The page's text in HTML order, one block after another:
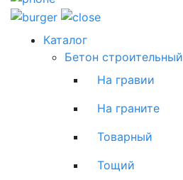
Каталог
Бетон строительный
На гравии
На граните
Товарный
Тощий